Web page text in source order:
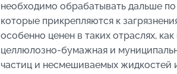
необходимо обрабатывать дальше
которые прикрепляются к
особенно ценен в таких отраслях,
целлюлозно-бумажная и
частиц и несмешиваемых жидкостей